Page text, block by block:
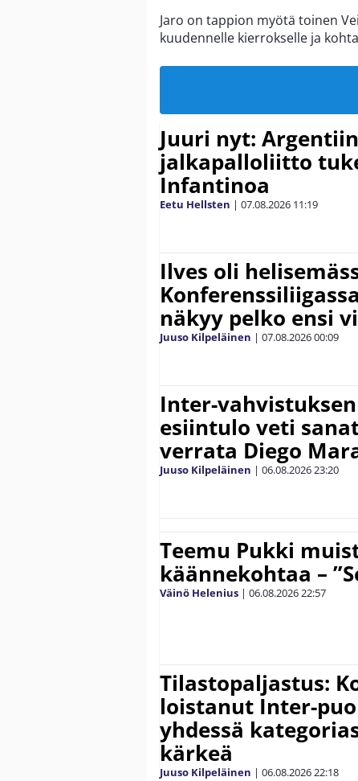
Jaro on tappion myötä toinen
kuudennelle kierrokselle ja
Juuri nyt:
jalkapalloliitto
Infantinoa
Eetu Hellsten | 07.08.2026 11:19
Ilves oli
näkyy pelko ensi
Juuso Kilpeläinen | 07.08.202600:09
Inter-
esiintulo veti
verrata Diego
Juuso Kilpeläinen | 06.08.202623:20
Teemu Pukki
käännekohtaa –
Väinö Helenius | 06.08.202622:57
Tilastopaljastus:
loistanut Inter-
yhdessä
kärkeä
Juuso Kilpeläinen | 06.08.202622:18